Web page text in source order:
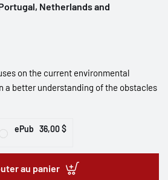
Netherlands and
on the current environmental
a better understanding of the obstacles
ePub 36,00 $
au panier